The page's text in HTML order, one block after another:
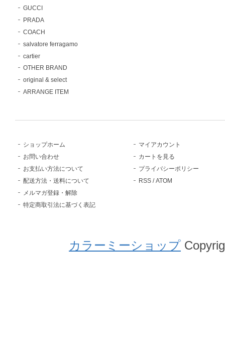
GUCCI
PRADA
COACH
salvatore ferragamo
cartier
OTHER BRAND
original & select
ARRANGE ITEM
ショップホーム
お問い合わせ
お支払い方法について
配送方法・送料について
メルマガ登録・解除
特定商取引法に基づく表記
マイアカウント
カートを見る
プライバシーポリシー
RSS /ATOM
カラーミーショップ